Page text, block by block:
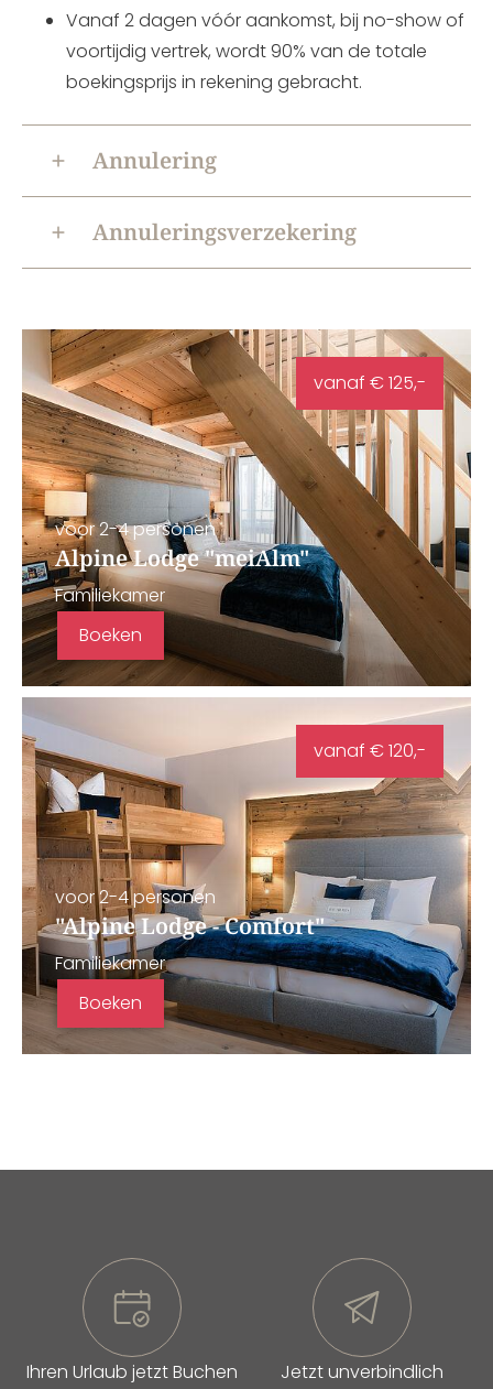
Vanaf 2 dagen vóór aankomst, bij no-show of
voortijdig vertrek, wordt 90% van de totale
boekingsprijs in rekening gebracht.
Annulering
Annuleringsverzekering
vanaf € 125,-
voor 2-4 personen
Alpine Lodge "meiAlm"
Familiekamer
Boeken
vanaf € 120,-
voor 2-4 personen
"Alpine Lodge - Comfort"
Familiekamer
Boeken
Ihren Urlaub jetzt Buchen
Jetzt unverbindlich